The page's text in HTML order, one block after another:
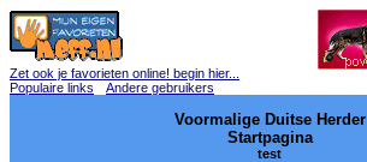
Zet ook je favorieten online! begin hier...
Populaire links
Andere gebruikers
Voormalige Duitse Herder
Startpagina
test